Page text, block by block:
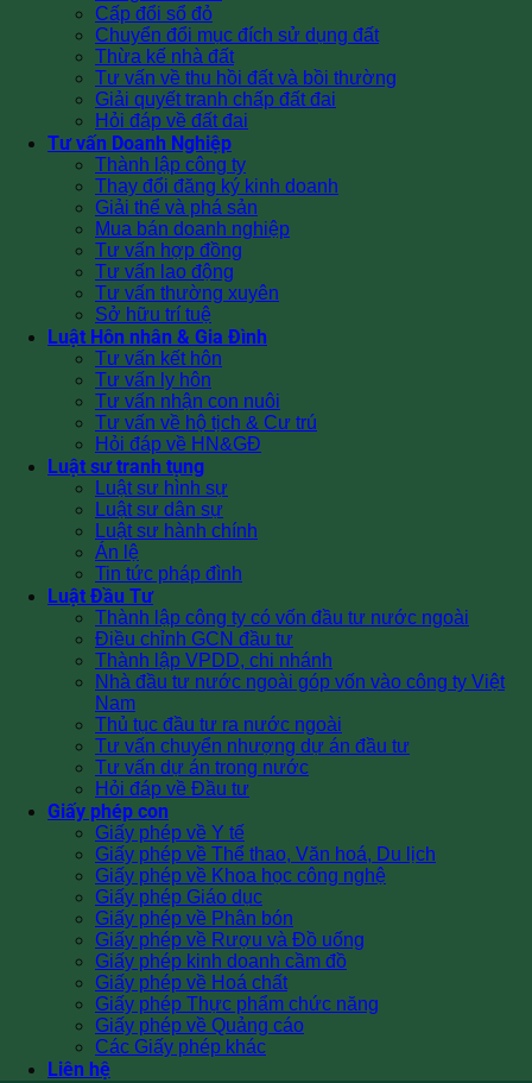
Cấp đổi sổ đỏ
Chuyển đổi mục đích sử dụng đất
Thừa kế nhà đất
Tư vấn về thu hồi đất và bồi thường
Giải quyết tranh chấp đất đai
Hỏi đáp về đất đai
Tư vấn Doanh Nghiệp
Thành lập công ty
Thay đổi đăng ký kinh doanh
Giải thể và phá sản
Mua bán doanh nghiệp
Tư vấn hợp đồng
Tư vấn lao động
Tư vấn thường xuyên
Sở hữu trí tuệ
Luật Hôn nhân & Gia Đình
Tư vấn kết hôn
Tư vấn ly hôn
Tư vấn nhận con nuôi
Tư vấn về hộ tịch & Cư trú
Hỏi đáp về HN&GĐ
Luật sư tranh tụng
Luật sư hình sự
Luật sư dân sự
Luật sư hành chính
Án lệ
Tin tức pháp đình
Luật Đầu Tư
Thành lập công ty có vốn đầu tư nước ngoài
Điều chỉnh GCN đầu tư
Thành lập VPDD, chi nhánh
Nhà đầu tư nước ngoài góp vốn vào công ty Việt
Nam
Thủ tục đầu tư ra nước ngoài
Tư vấn chuyển nhượng dự án đầu tư
Tư vấn dự án trong nước
Hỏi đáp về Đầu tư
Giấy phép con
Giấy phép về Y tế
Giấy phép về Thể thao, Văn hoá, Du lịch
Giấy phép về Khoa học công nghệ
Giấy phép Giáo dục
Giấy phép về Phân bón
Giấy phép về Rượu và Đồ uống
Giấy phép kinh doanh cầm đồ
Giấy phép về Hoá chất
Giấy phép Thực phẩm chức năng
Giấy phép về Quảng cáo
Các Giấy phép khác
Liên hệ